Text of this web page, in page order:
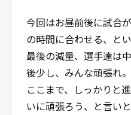
今回はお昼前後に試合
の時間に合わせる、と
最後の減量、選手達は
後少し、みんな頑張れ。
ここまで、しっかりと
いに頑張ろう、と言い